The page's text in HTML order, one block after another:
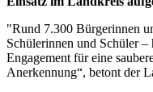
"Rund 7.300 Bürgerinnen
Schülerinnen und Schüler
Engagement für eine
Anerkennung“, betont der